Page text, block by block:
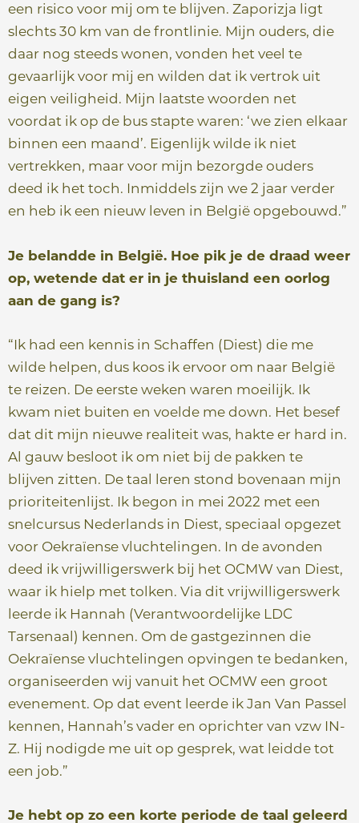
een risico voor mij om te blijven. Zaporizja ligt
slechts 30 km van de frontlinie. Mijn ouders, die
daar nog steeds wonen, vonden het veel te
gevaarlijk voor mij en wilden dat ik vertrok uit
eigen veiligheid. Mijn laatste woorden net
voordat ik op de bus stapte waren: ‘we zien elkaar
binnen een maand’. Eigenlijk wilde ik niet
vertrekken, maar voor mijn bezorgde ouders
deed ik het toch. Inmiddels zijn we 2 jaar verder
en heb ik een nieuw leven in België opgebouwd.”
Je belandde in België. Hoe pik je de draad weer
op, wetende dat er in je thuisland een oorlog
aan de gang is?
“Ik had een kennis in Schaffen (Diest) die me
wilde helpen, dus koos ik ervoor om naar België
te reizen. De eerste weken waren moeilijk. Ik
kwam niet buiten en voelde me down. Het besef
dat dit mijn nieuwe realiteit was, hakte er hard in.
Al gauw besloot ik om niet bij de pakken te
blijven zitten. De taal leren stond bovenaan mijn
prioriteitenlijst. Ik begon in mei 2022 met een
snelcursus Nederlands in Diest, speciaal opgezet
voor Oekraïense vluchtelingen. In de avonden
deed ik vrijwilligerswerk bij het OCMW van Diest,
waar ik hielp met tolken. Via dit vrijwilligerswerk
leerde ik Hannah (Verantwoordelijke LDC
Tarsenaal) kennen. Om de gastgezinnen die
Oekraïense vluchtelingen opvingen te bedanken,
organiseerden wij vanuit het OCMW een groot
evenement. Op dat event leerde ik Jan Van Passel
kennen, Hannah’s vader en oprichter van vzw IN-
Z. Hij nodigde me uit op gesprek, wat leidde tot
een job.”
Je hebt op zo een korte periode de taal geleerd